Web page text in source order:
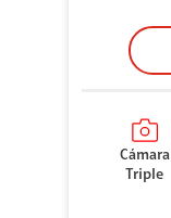
Cámara
Triple